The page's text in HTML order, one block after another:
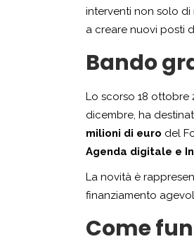
interventi non solo di
a creare nuovi posti
Bando
Lo scorso 18
dicembre, ha
milioni di euro del
Agenda digitale e
La novità è
finanziamento
Come